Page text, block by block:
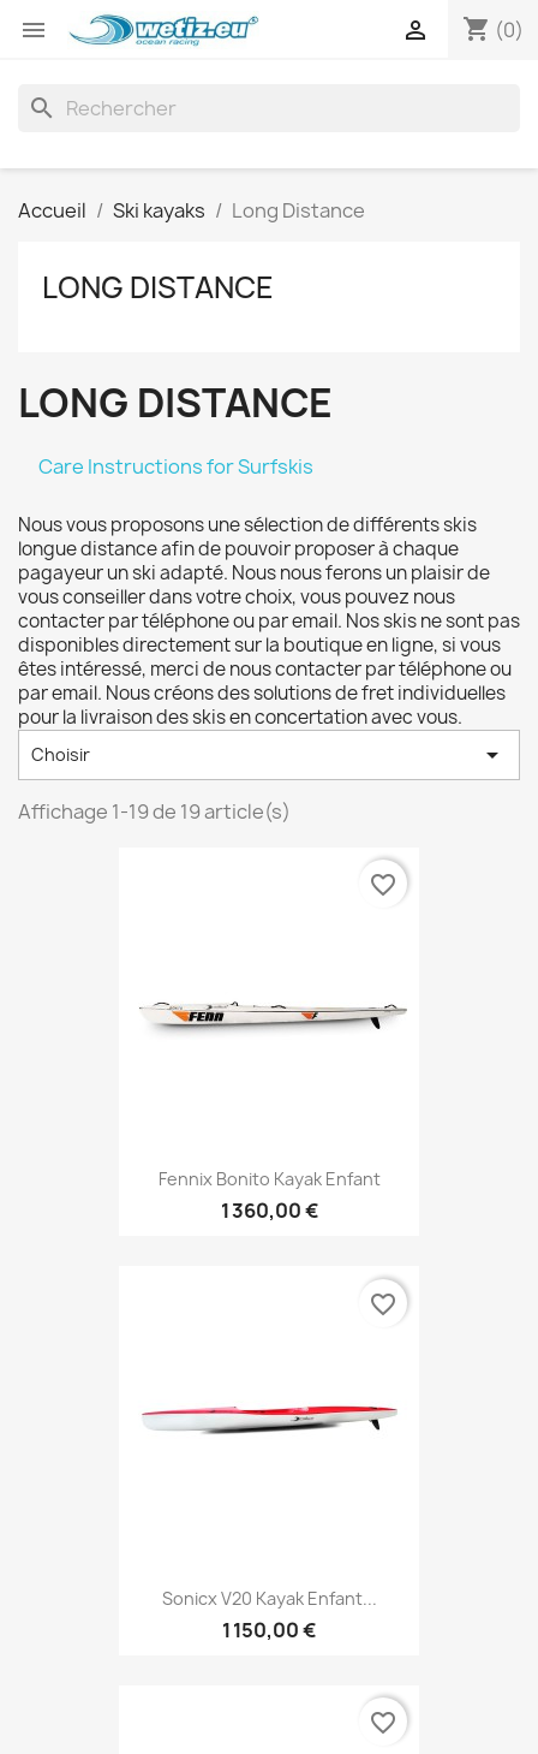
 shopping_cart (0)

search
Accueil Ski kayaks Long Distance
LONG DISTANCE
LONG DISTANCE
Care Instructions for Surfskis
Nous vous proposons une sélection de différents skis
longue distance afin de pouvoir proposer à chaque
pagayeur un ski adapté. Nous nous ferons un plaisir de
vous conseiller dans votre choix, vous pouvez nous
contacter par téléphone ou par email. Nos skis ne sont pas
disponibles directement sur la boutique en ligne, si vous
êtes intéressé, merci de nous contacter par téléphone ou
par email. Nous créons des solutions de fret individuelles
pour la livraison des skis en concertation avec vous.
Choisir 
Affichage 1-19 de 19 article(s)
Fennix Bonito Kayak Enfant
1 360,00 €
favorite_border
Sonicx V20 Kayak Enfant...
1 150,00 €
favorite_border
favorite_border